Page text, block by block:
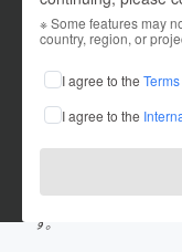
※ Some features may
country, region, or
I agree to the
I agree to the
これまでに2件のプ
在住国：日本 現在地：
出身国：日本 出身地：
関西最大級の野外アニ
ントです。 ※ご支援は
す。